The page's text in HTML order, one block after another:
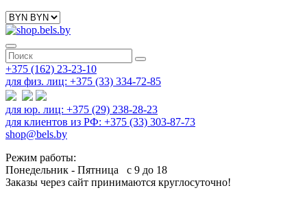
+375 (162) 23-23-10
для физ. лиц: +375 (33) 334-72-85
для юр. лиц: +375 (29) 238-28-23
для клиентов из РФ: +375 (33) 303-87-73
shop@bels.by
Режим работы:
Понедельник - Пятница с 9 до 18
Заказы через сайт принимаются круглосуточно!